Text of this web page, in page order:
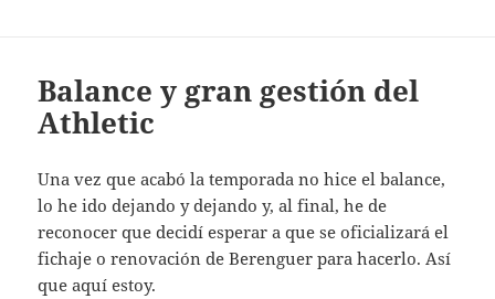
Balance y gran gestión del
Athletic
Una vez que acabó la temporada no hice el balance,
lo he ido dejando y dejando y, al final, he de
reconocer que decidí esperar a que se oficializará el
fichaje o renovación de Berenguer para hacerlo. Así
que aquí estoy.